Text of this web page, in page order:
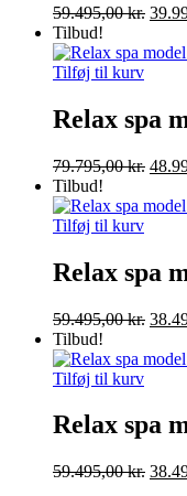
59.495,00kr. Den
pris
Tilbud!
Tilføj til kurv
Relax spa
79.795,00kr. Den
pris
Tilbud!
Tilføj til kurv
Relax spa
59.495,00kr. Den
pris
Tilbud!
Tilføj til kurv
Relax spa
59.495,00kr. Den